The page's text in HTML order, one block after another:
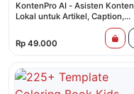
KontenPro AI - Asisten Konten
Lokal untuk Artikel, Caption,
Berita, Email, dan Promosi
Rp 49.000